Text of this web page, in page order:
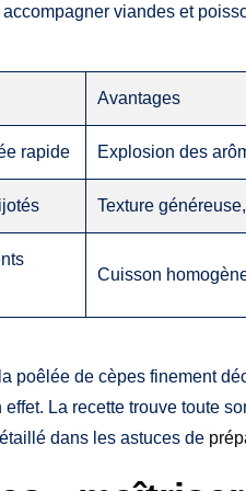
viandes et
Avantages
rapide Explosion des
Texture
Cuisson
poêlée de cèpes finement
La recette trouve toute
dans les astuces de